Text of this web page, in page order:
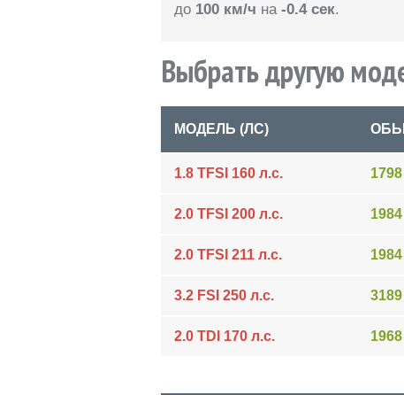
до 100 км/ч на -0.4 сек.
Выбрать другую
МОДЕЛЬ (ЛС)
1.8 TFSI 160 л.с. 1798
2.0 TFSI 200 л.с. 1984
2.0 TFSI 211 л.с. 1984
3.2 FSI 250 л.с. 3189
2.0 TDI 170 л.с. 1968